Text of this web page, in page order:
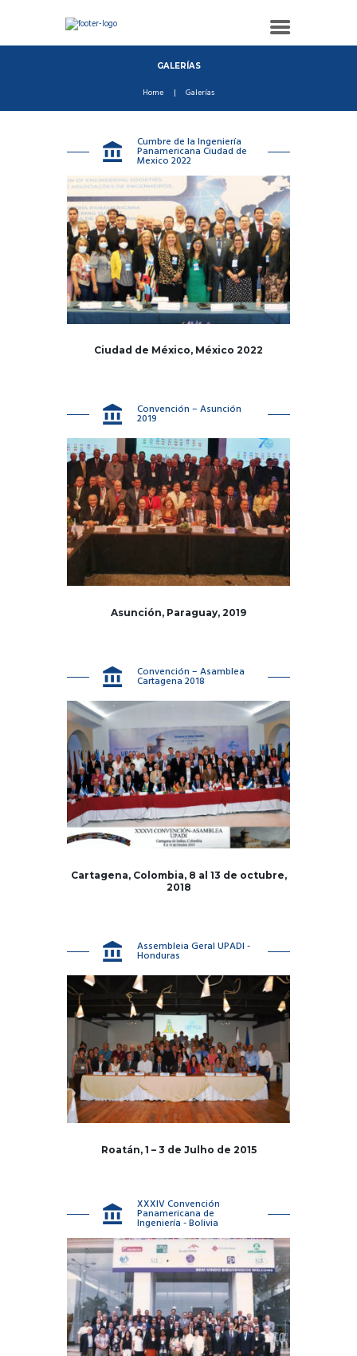
GALERÍAS
Home Galerías
Cumbre de la Ingeniería
Panamericana Ciudad de
Mexico 2022
Ciudad de México, México 2022
Convención – Asunción
2019
Asunción, Paraguay, 2019
Convención – Asamblea
Cartagena 2018
Cartagena, Colombia, 8 al 13 de octubre,
2018
Assembleia Geral UPADI -
Honduras
Roatán, 1 – 3 de Julho de 2015
XXXIV Convención
Panamericana de
Ingeniería - Bolivia